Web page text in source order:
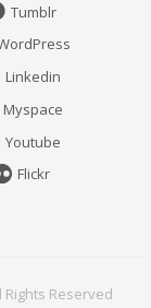
Tumblr
Linkedin
Myspace
Youtube
Flickr
Reserved